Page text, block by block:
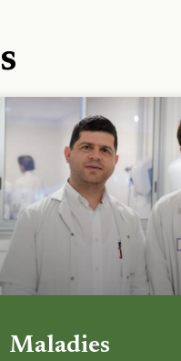
Maladies